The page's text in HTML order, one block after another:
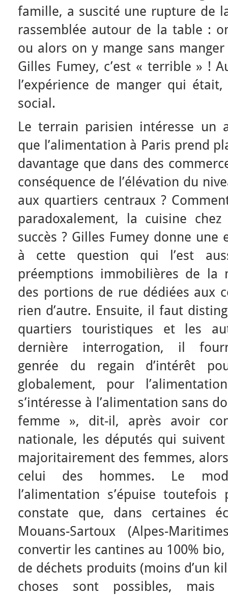
famille, a suscité une rupture de
rassemblée autour de la table :
ou alors on y mange sans manger
Gilles Fumey, c’est « terrible » !
l’expérience de manger qui
social.
Le terrain parisien intéresse un
que l’alimentation à Paris prend
davantage que dans des
conséquence de l’élévation du
aux quartiers centraux ?
paradoxalement, la cuisine
succès ? Gilles Fumey donne une
à cette question qui l’est
préemptions immobilières de la
des portions de rue dédiées aux
rien d’autre. Ensuite, il faut
quartiers touristiques et les
dernière interrogation, il
genrée du regain d’intérêt
globalement, pour
s’intéresse à l’alimentation sans
femme », dit-il, après avoir
nationale, les députés qui
majoritairement des femmes,
celui des hommes. Le
l’alimentation s’épuise
constate que, dans certaines
Mouans-Sartoux (Alpes-
convertir les cantines au 100%
de déchets produits (moins d’un
choses sont possibles,